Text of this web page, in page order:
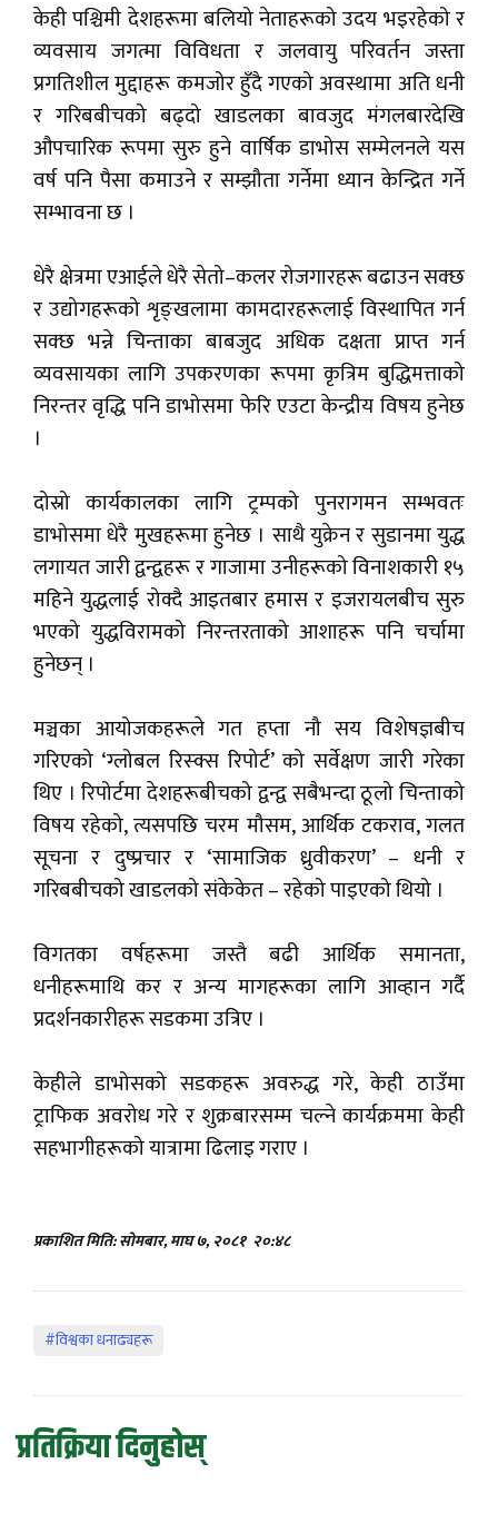
केही पश्चिमी देशहरूमा बलियो नेताहरूको उदय भइरहेको र
व्यवसाय जगत्मा विविधता र जलवायु परिवर्तन जस्ता
प्रगतिशील मुद्दाहरू कमजोर हुँदै गएको अवस्थामा अति धनी
र गरिबबीचको बढ्दो खाडलका बावजुद मंगलबारदेखि
औपचारिक रूपमा सुरु हुने वार्षिक डाभोस सम्मेलनले यस
वर्ष पनि पैसा कमाउने र सम्झौता गर्नेमा ध्यान केन्द्रित गर्ने
सम्भावना छ ।
धेरै क्षेत्रमा एआईले धेरै सेतो–कलर रोजगारहरू बढाउन सक्छ
र उद्योगहरूको शृङ्खलामा कामदारहरूलाई विस्थापित गर्न
सक्छ भन्ने चिन्ताका बाबजुद अधिक दक्षता प्राप्त गर्न
व्यवसायका लागि उपकरणका रूपमा कृत्रिम बुद्धिमत्ताको
निरन्तर वृद्धि पनि डाभोसमा फेरि एउटा केन्द्रीय विषय हुनेछ
।
दोस्रो कार्यकालका लागि ट्रम्पको पुनरागमन सम्भवतः
डाभोसमा धेरै मुखहरूमा हुनेछ । साथै युक्रेन र सुडानमा युद्ध
लगायत जारी द्वन्द्वहरू र गाजामा उनीहरूको विनाशकारी १५
महिने युद्धलाई रोक्दै आइतबार हमास र इजरायलबीच सुरु
भएको युद्धविरामको निरन्तरताको आशाहरू पनि चर्चामा
हुनेछन् ।
मञ्चका आयोजकहरूले गत हप्ता नौ सय विशेषज्ञबीच
गरिएको ‘ग्लोबल रिस्क्स रिपोर्ट’ को सर्वेक्षण जारी गरेका
थिए । रिपोर्टमा देशहरूबीचको द्वन्द्व सबैभन्दा ठूलो चिन्ताको
विषय रहेको, त्यसपछि चरम मौसम, आर्थिक टकराव, गलत
सूचना र दुष्प्रचार र ‘सामाजिक ध्रुवीकरण’ – धनी र
गरिबबीचको खाडलको संकेकेत – रहेको पाइएको थियो ।
विगतका वर्षहरूमा जस्तै बढी आर्थिक समानता,
धनीहरूमाथि कर र अन्य मागहरूका लागि आव्हान गर्दै
प्रदर्शनकारीहरू सडकमा उत्रिए ।
केहीले डाभोसको सडकहरू अवरुद्ध गरे, केही ठाउँमा
ट्राफिक अवरोध गरे र शुक्रबारसम्म चल्ने कार्यक्रममा केही
सहभागीहरूको यात्रामा ढिलाइ गराए ।
प्रकाशित मिति: सोमबार, माघ ७, २०८१ २०:४८
#विश्वका धनाढ्यहरू
प्रतिक्रिया दिनुहोस्